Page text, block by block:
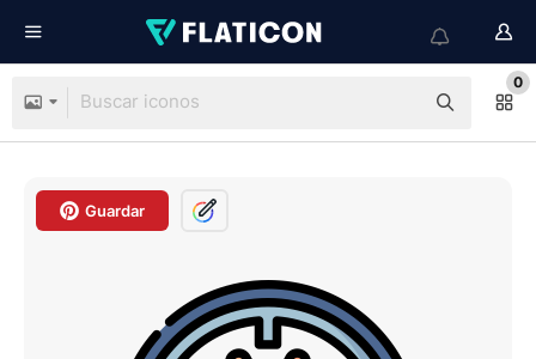
0
Guardar